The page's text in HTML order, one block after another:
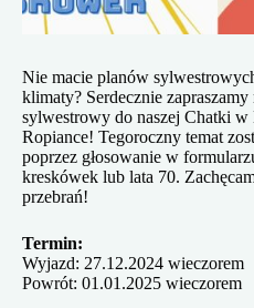
Nie macie planów
klimaty? Serdecznie
sylwestrowy do naszej Chatki
Ropiance! Tegoroczny temat
poprzez głosowanie w
kreskówek lub lata 70.
przebrań!
Termin:
Wyjazd: 27.12.2024 wieczorem
Powrót: 01.01.2025 wieczorem